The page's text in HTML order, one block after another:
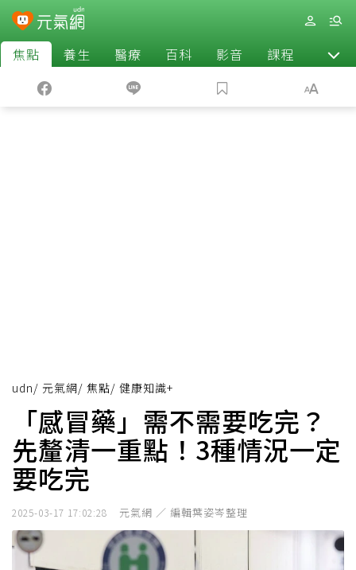
焦點 養生 醫療 百科 影音 課程 退休
udn/ 元氣網/ 焦點/ 健康知識+
「感冒藥」需不需要吃完？
先釐清一重點！3種情況一定
要吃完
2025-03-17 17:02:28 元氣網 ／ 編輯葉姿岑整理